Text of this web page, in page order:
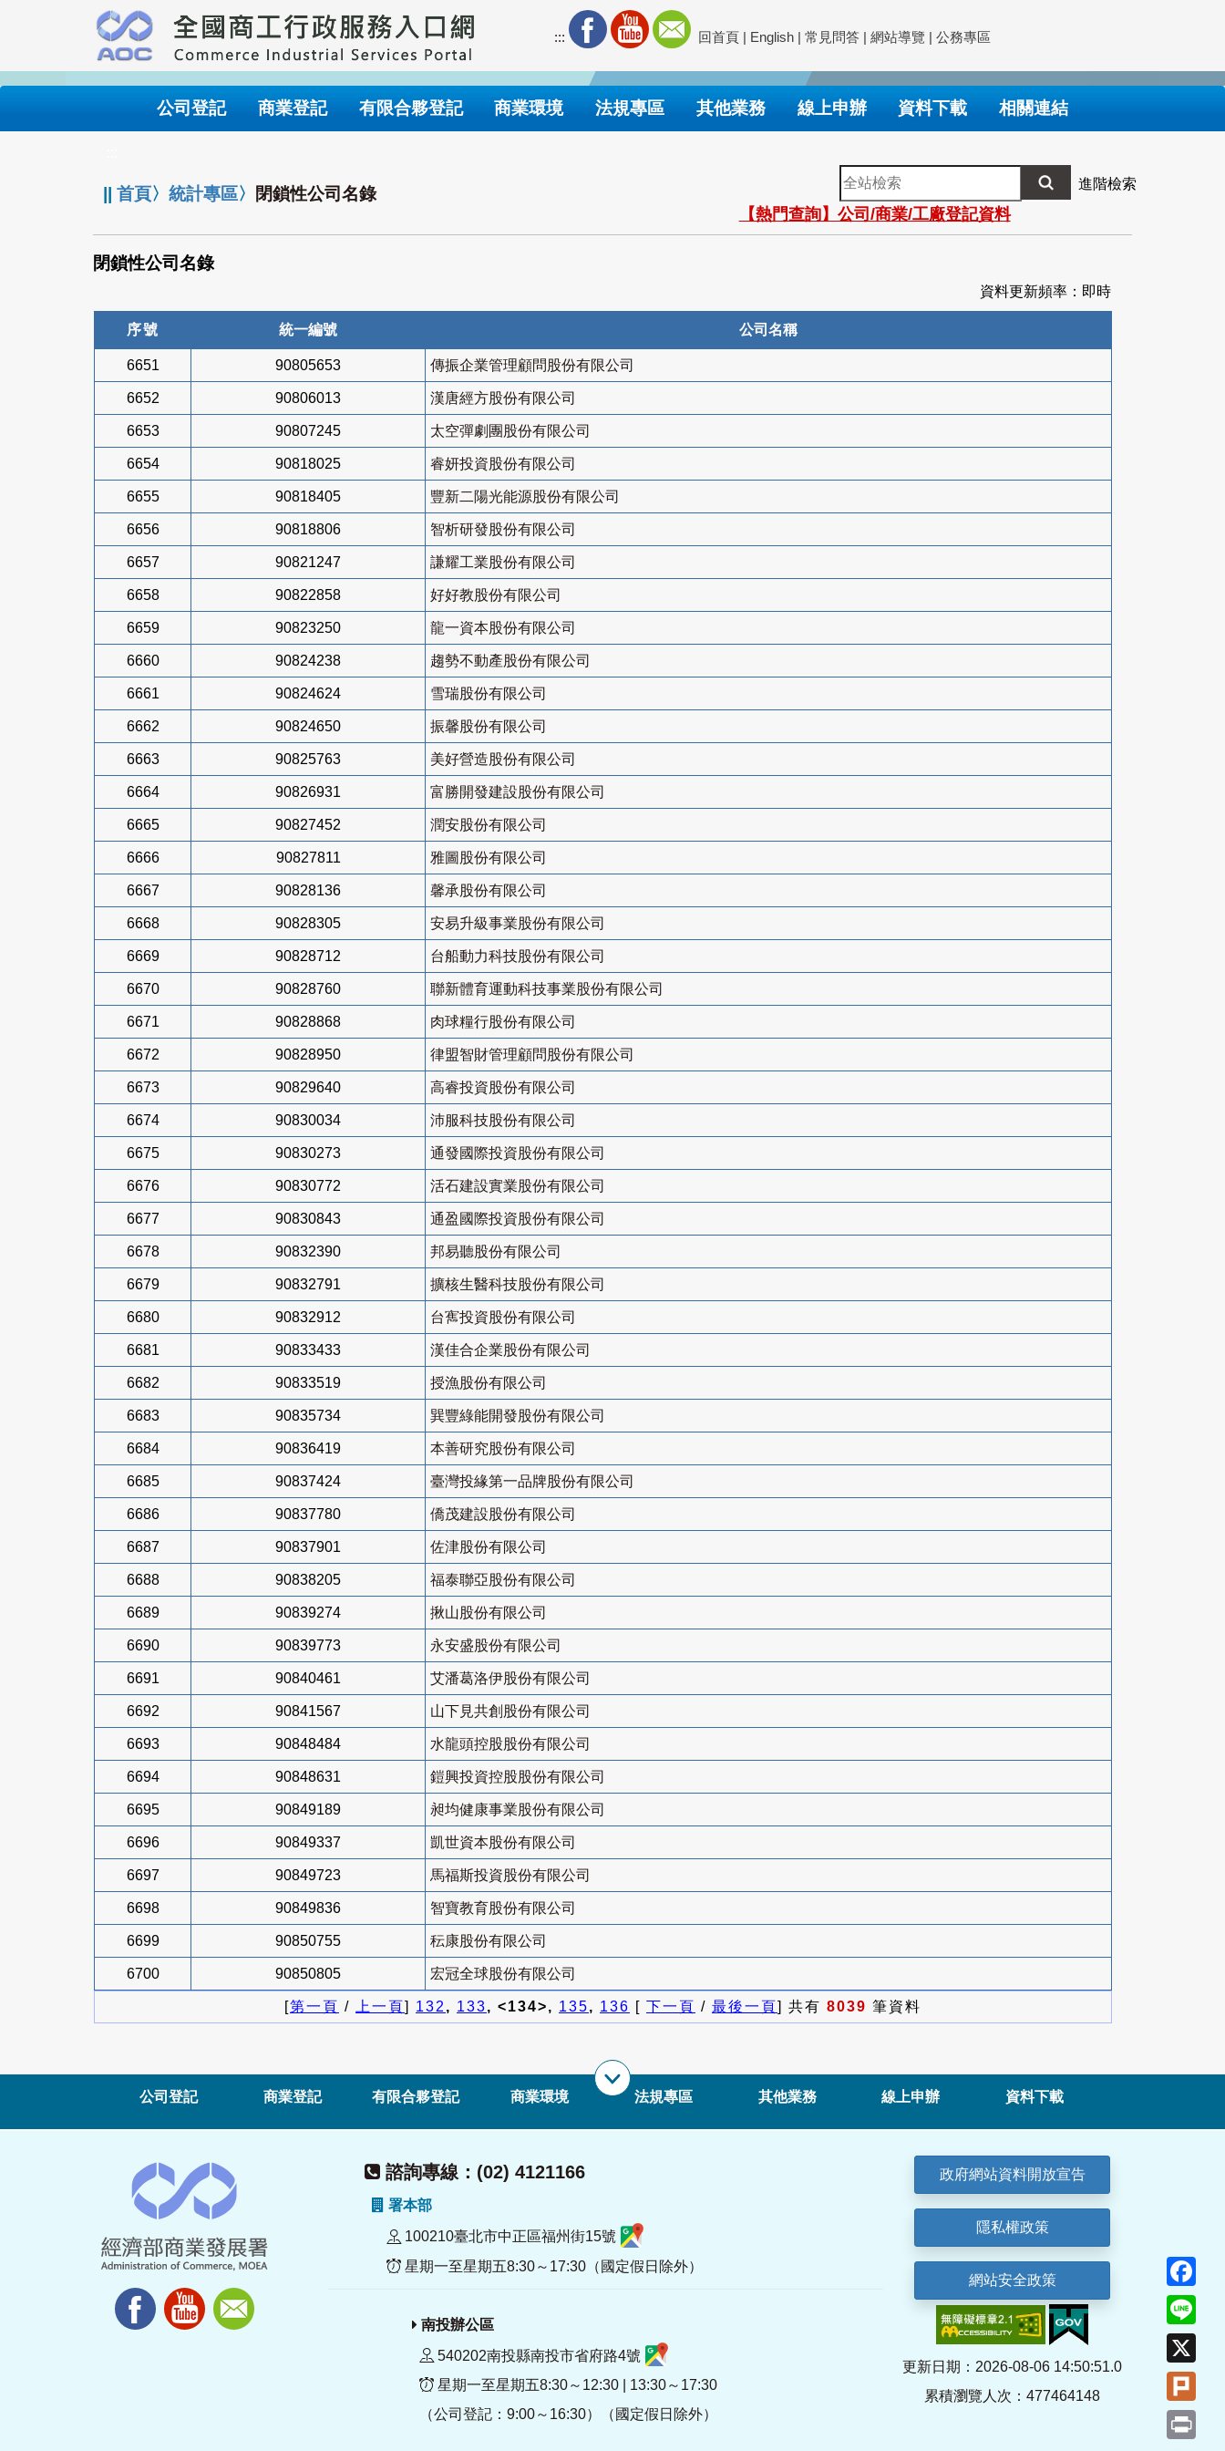
要
內
::: 回首頁 | English | 常見問答 | 網站導覽 | 公務專區
公司登記 商業登記 有限合夥登記 商業環境 法規專區 其他業務 線上申辦 資料下載 相關連結
||首頁〉統計專區〉 閉鎖性公司名錄
全
站
檢
索
進階檢索
【熱門查詢】公司/商業/工廠登記資料
閉鎖性公司名錄
資料更新頻率：即時
序號 統一編號 公司名稱
6651 90805653 傳振企業管理顧問股份有限公司
6652 90806013 漢唐經方股份有限公司
6653 90807245 太空彈劇團股份有限公司
6654 90818025 睿妍投資股份有限公司
6655 90818405 豐新二陽光能源股份有限公司
6656 90818806 智析研發股份有限公司
6657 90821247 謙耀工業股份有限公司
6658 90822858 好好教股份有限公司
6659 90823250 龍一資本股份有限公司
6660 90824238 趨勢不動產股份有限公司
6661 90824624 雪瑞股份有限公司
6662 90824650 振馨股份有限公司
6663 90825763 美好營造股份有限公司
6664 90826931 富勝開發建設股份有限公司
6665 90827452 潤安股份有限公司
6666 90827811 雅圖股份有限公司
6667 90828136 馨承股份有限公司
6668 90828305 安易升級事業股份有限公司
6669 90828712 台船動力科技股份有限公司
6670 90828760 聯新體育運動科技事業股份有限公司
6671 90828868 肉球糧行股份有限公司
6672 90828950 律盟智財管理顧問股份有限公司
6673 90829640 高睿投資股份有限公司
6674 90830034 沛服科技股份有限公司
6675 90830273 通發國際投資股份有限公司
6676 90830772 活石建設實業股份有限公司
6677 90830843 通盈國際投資股份有限公司
6678 90832390 邦易聽股份有限公司
6679 90832791 擴核生醫科技股份有限公司
6680 90832912 台寯投資股份有限公司
6681 90833433 漢佳合企業股份有限公司
6682 90833519 授漁股份有限公司
6683 90835734 巽豐綠能開發股份有限公司
6684 90836419 本善研究股份有限公司
6685 90837424 臺灣投緣第一品牌股份有限公司
6686 90837780 僑茂建設股份有限公司
6687 90837901 佐津股份有限公司
6688 90838205 福泰聯亞股份有限公司
6689 90839274 揪山股份有限公司
6690 90839773 永安盛股份有限公司
6691 90840461 艾潘葛洛伊股份有限公司
6692 90841567 山下見共創股份有限公司
6693 90848484 水龍頭控股股份有限公司
6694 90848631 鎧興投資控股股份有限公司
6695 90849189 昶均健康事業股份有限公司
6696 90849337 凱世資本股份有限公司
6697 90849723 馬福斯投資股份有限公司
6698 90849836 智寶教育股份有限公司
6699 90850755 秐康股份有限公司
6700 90850805 宏冠全球股份有限公司
[第一頁 / 上一頁] 132, 133, <134>, 135, 136 [ 下一頁 / 最後一頁] 共有 8039 筆資料
公司登記 商業登記 有限合夥登記 商業環境 法規專區 其他業務 線上申辦 資料下載
諮詢專線：(02) 4121166
署本部
100210臺北市中正區福州街15號
星期一至星期五8:30～17:30（國定假日除外）
南投辦公區
540202南投縣南投市省府路4號
星期一至星期五8:30～12:30 | 13:30～17:30
（公司登記：9:00～16:30）（國定假日除外）
政府網站資料開放宣告
隱私權政策
網站安全政策
更新日期：2026-08-06 14:50:51.0
累積瀏覽人次：477464148